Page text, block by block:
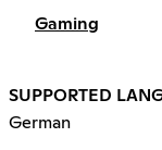
Gaming
SUPPORTED
German